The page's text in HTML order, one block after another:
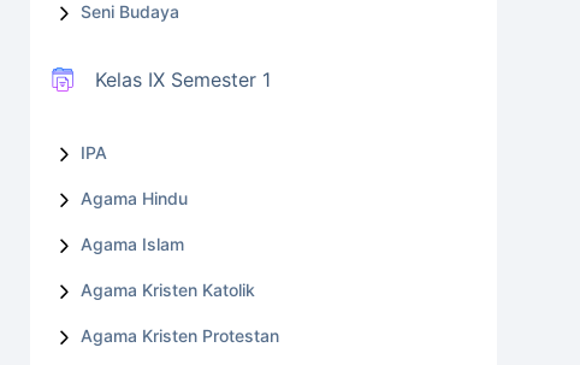
Seni Budaya
Kelas IX Semester 1
IPA
Agama Hindu
Agama Islam
Agama Kristen Katolik
Agama Kristen Protestan